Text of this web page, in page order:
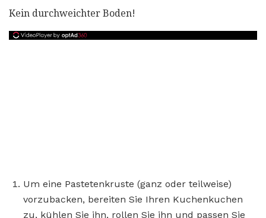
Kein durchweichter Boden!
Um eine Pastetenkruste (ganz oder teilweise)
vorzubacken, bereiten Sie Ihren Kuchenkuchen
zu, kühlen Sie ihn, rollen Sie ihn und passen Sie